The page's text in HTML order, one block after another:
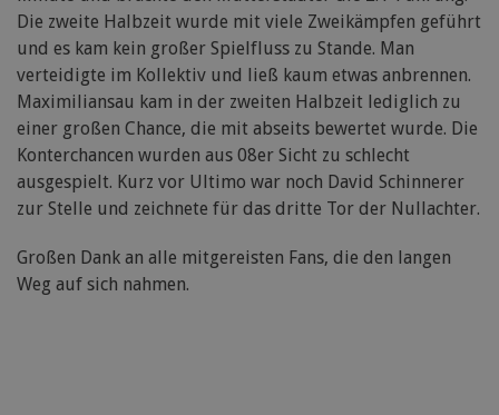
Die zweite Halbzeit wurde mit viele Zweikämpfen geführt
und es kam kein großer Spielfluss zu Stande. Man
verteidigte im Kollektiv und ließ kaum etwas anbrennen.
Maximiliansau kam in der zweiten Halbzeit lediglich zu
einer großen Chance, die mit abseits bewertet wurde. Die
Konterchancen wurden aus 08er Sicht zu schlecht
ausgespielt. Kurz vor Ultimo war noch David Schinnerer
zur Stelle und zeichnete für das dritte Tor der Nullachter.
Großen Dank an alle mitgereisten Fans, die den langen
Weg auf sich nahmen.